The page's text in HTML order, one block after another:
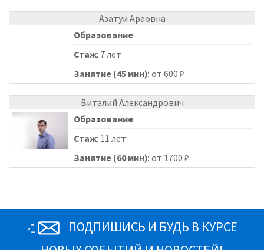
Азатуи Араовна
Образование:
Стаж: 7 лет
Занятие (45 мин): от 600 ₽
Виталий Александрович
Образование:
Стаж: 11 лет
Занятие (60 мин): от 1700 ₽
ПОДПИШИСЬ И БУДЬ В КУРСЕ